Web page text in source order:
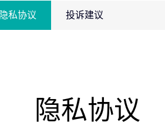
隐私协议 投诉建议
隐私协议